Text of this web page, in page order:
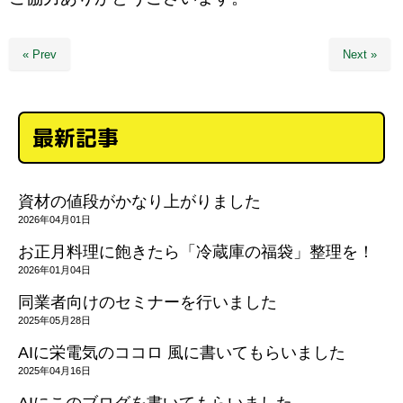
« Prev Next »
最新記事
資材の値段がかなり上がりました
2026年04月01日
お正月料理に飽きたら「冷蔵庫の福袋」整理を！
2026年01月04日
同業者向けのセミナーを行いました
2025年05月28日
AIに栄電気のココロ 風に書いてもらいました
2025年04月16日